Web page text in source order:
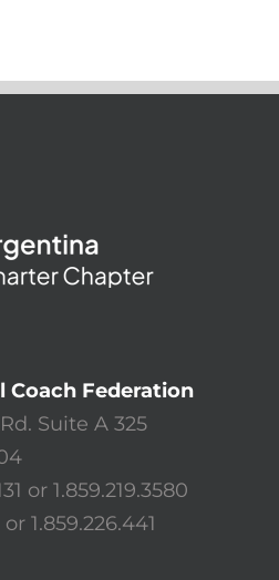
Coach Federation
Suite A 325
or 1.859.219.3580
1.859.226.441